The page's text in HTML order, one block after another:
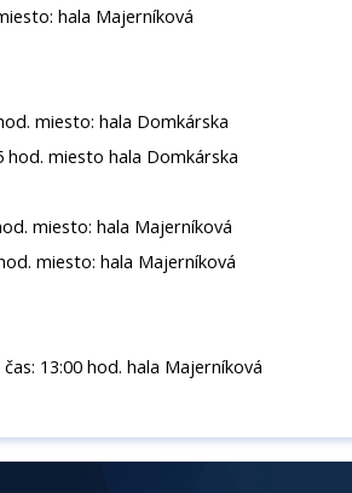
hala Majerníková
miesto: hala Domkárska
hod. miesto hala Domkárska
miesto: hala Majerníková
miesto: hala Majerníková
13:00 hod. hala Majerníková